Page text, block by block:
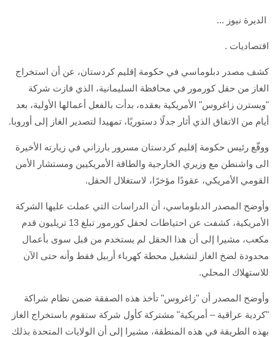
الديرة نيوز ...
اقتصاديات .
كشف مصدر دبلوماسي في حكومة إقليم كردستان، عن أن استخراج
الغاز من حقل كورمور في محافظة السليمانية، الذي فازت شركة
"ويسترن زاغروس" الأمريكية بعقده، بدأت بالفعل أعمالها الأولية، بعد
أيام من الاتفاق الذي أثار جدلًا دستوريًا، تمهيدا لتصدير الغاز إلى أوروبا.
ووقّع رئيس حكومة إقليم كردستان مسرور بارزاني في زيارته الأخيرة
الى واشنطن مع وزيري الخارجية والطاقة الأمريكيين ومستشار الأمن
القومي الأمريكي، عقودًا مؤخرًا، لاستغلال الحقل.
وأوضح المصدر الدبلوماسي، أن الدراسات التي عملت عليها الشركة
الأمريكية، كشفت عن احتياطات لحقل كورمور تبلغ 13 تريليون قدم
مكعب، مشيرا إلى أن هذا الحقل لم يستخدم من قبل سوى بأعمال
محدودة لضخ الغاز لتشغيل محطة كهرباء أربيل فقط وأنه حتى الآن
للاستهلاك المحلي.
وأوضح المصدر أن "زاغروس" تأخذ هذه الصفقة ضمن نظام شراكة
"كردية عراقية – أمريكية" مشتركة كأول شركة ستقوم باستخراج الغاز
بهذه الطريقة في هذه المنطقة، مشيرا إلى أن الولايات المتحدة بذلك